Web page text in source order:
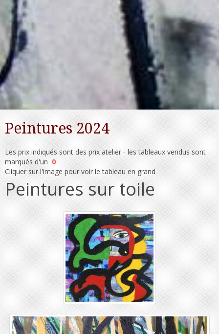
Peintures 2024
Les prix indiqués sont des prix atelier - les tableaux vendus sont
marqués d'un0
Cliquer sur l'image pour voir le tableau en grand
Peintures sur toile